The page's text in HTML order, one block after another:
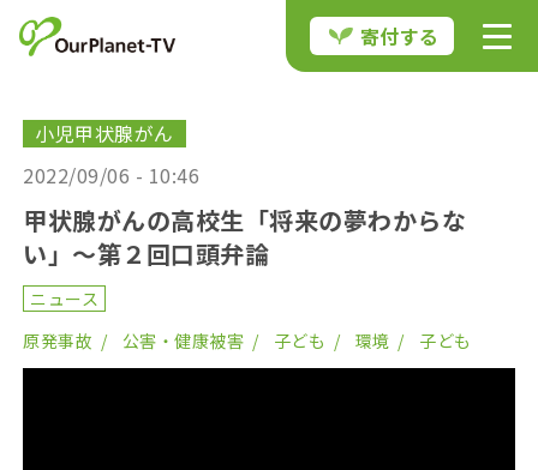
寄付する
小児甲状腺がん
2022/09/06 - 10:46
甲状腺がんの高校生「将来の夢わからな
い」〜第２回口頭弁論
ニュース
原発事故
公害・健康被害 子ども 環境 子ども